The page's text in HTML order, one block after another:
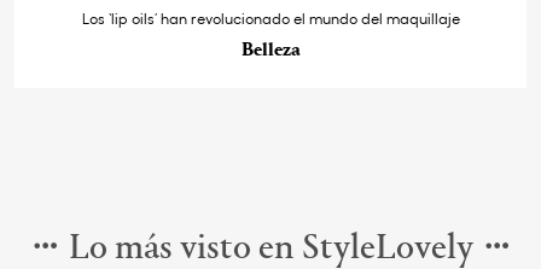
Los ‘lip oils’ han revolucionado el mundo del maquillaje
Belleza
Lo más visto en StyleLovely